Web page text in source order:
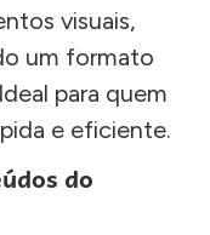
visuais,
um formato
para quem
e eficiente.
do